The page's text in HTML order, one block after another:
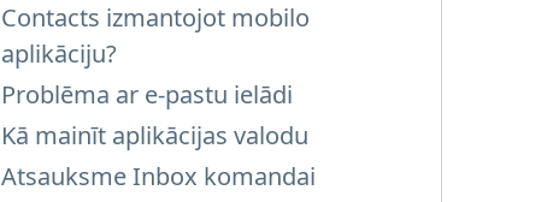
Contacts izmantojot mobilo
aplikāciju?
Problēma ar e-pastu ielādi
Kā mainīt aplikācijas valodu
Atsauksme Inbox komandai